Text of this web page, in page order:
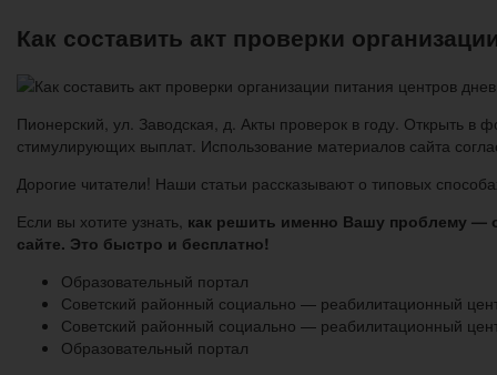
Как составить акт проверки
Пионерский, ул. Заводская, д. Акты проверок в году. Открыть
стимулирующих выплат. Использование материалов сайта
Дорогие читатели! Наши статьи рассказывают о типовых
Если вы хотите узнать, как решить именно Вашу проблему —
сайте. Это быстро и бесплатно!
Образовательный портал
Советский районный социально — реабилитационный
Советский районный социально — реабилитационный
Образовательный портал